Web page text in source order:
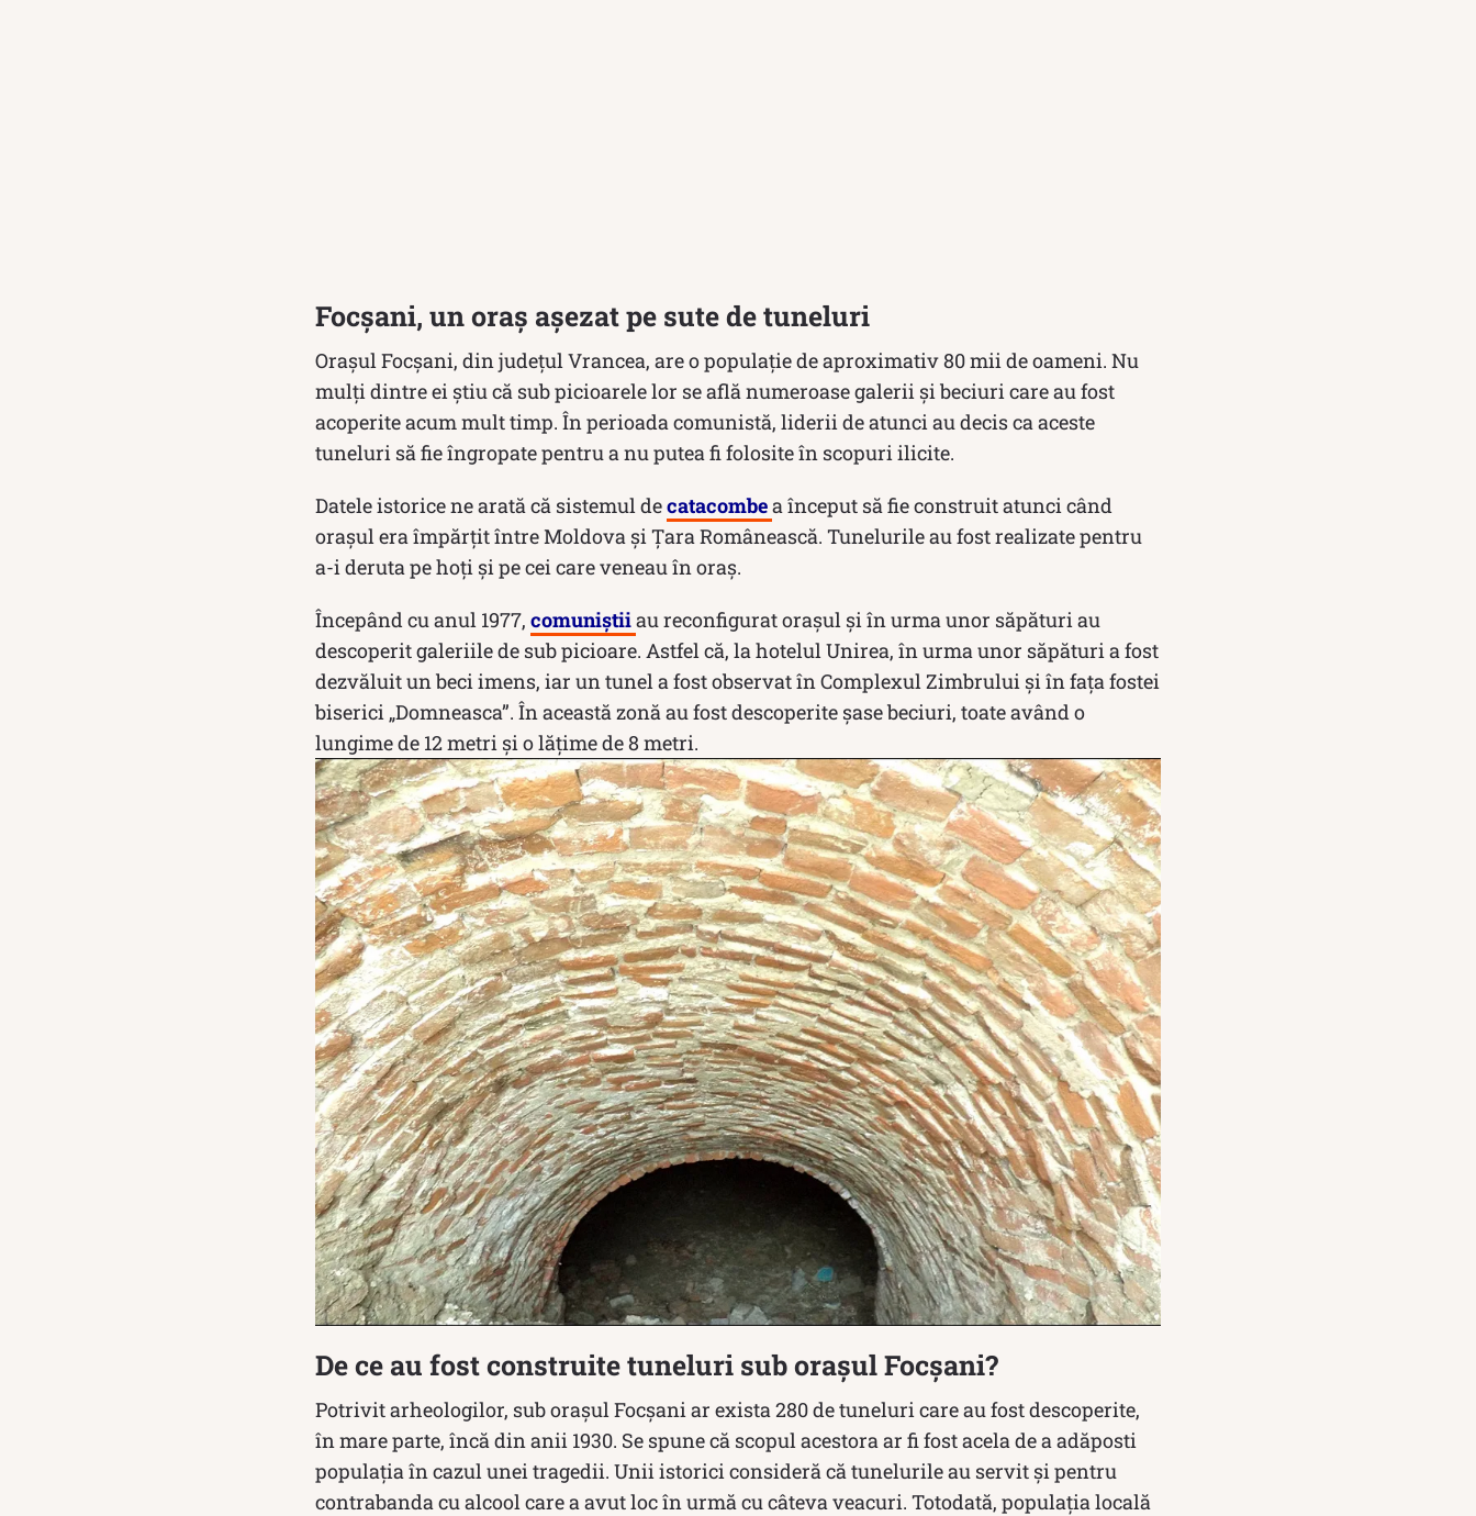
Focșani, un oraș așezat pe sute de tuneluri
Orașul Focșani, din județul Vrancea, are o populație de aproximativ 80 mii de oameni. Nu
mulți dintre ei știu că sub picioarele lor se află numeroase galerii și beciuri care au fost
acoperite acum mult timp. În perioada comunistă, liderii de atunci au decis ca aceste
tuneluri să fie îngropate pentru a nu putea fi folosite în scopuri ilicite.
Datele istorice ne arată că sistemul decatacombea început să fie construit atunci când
orașul era împărțit între Moldova și Țara Românească. Tunelurile au fost realizate pentru
a-i deruta pe hoți și pe cei care veneau în oraș.
Începând cu anul 1977, comuniștiiau reconfigurat orașul și în urma unor săpături au
descoperit galeriile de sub picioare. Astfel că, la hotelul Unirea, în urma unor săpături a fost
dezvăluit un beci imens, iar un tunel a fost observat în Complexul Zimbrului și în fața fostei
biserici „Domneasca”. În această zonă au fost descoperite șase beciuri, toate având o
lungime de 12 metri și o lățime de 8 metri.
De ce au fost construite tuneluri sub orașul Focșani?
Potrivit arheologilor, sub orașul Focșani ar exista 280 de tuneluri care au fost descoperite,
în mare parte, încă din anii 1930. Se spune că scopul acestora ar fi fost acela de a adăposti
populația în cazul unei tragedii. Unii istorici consideră că tunelurile au servit și pentru
contrabanda cu alcool care a avut loc în urmă cu câteva veacuri. Totodată, populația locală